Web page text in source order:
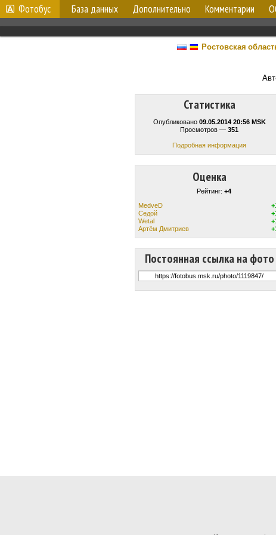
Фотобус База данных Дополнительно Комментарии
Ростовская
Статистика
Опубликовано 09.05.2014 20:56 MSK
Просмотров — 351
Подробная информация
Оценка
Рейтинг: +4
MedveD
Cедой
Wetal
Артём Дмитриев
Постоянная ссылка на фото